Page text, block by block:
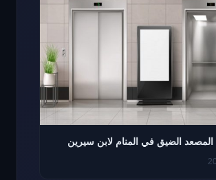
الضيق في المنام لابن سيرين